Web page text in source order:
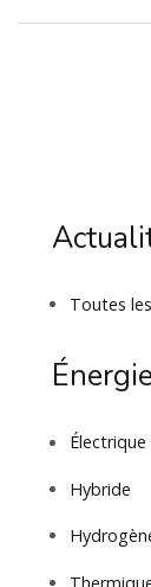
Toutes
Électrique
Hybride